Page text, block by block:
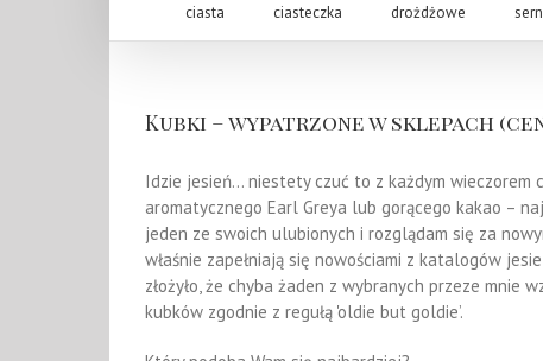
ciasta ciasteczka drożdżowe
Kubki – wypatrzone w sklepach
Idzie jesień… niestety czuć to z każdym wieczorem
aromatycznego Earl Greya lub gorącego kakao –
jeden ze swoich ulubionych i rozglądam się za
właśnie zapełniają się nowościami z katalogów
złożyło, że chyba żaden z wybranych przeze
kubków zgodnie z regułą 'oldie but goldie’.